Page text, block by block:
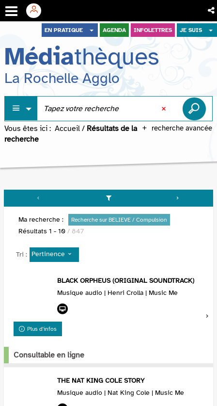
menu
contenu
recherche
EN PRATIQUE AGENDA INFOLETTRES JE SUIS
Médiathèques
La Rochelle Agglo
recherche avancée
Vous êtes ici : Accueil / Résultats de la
recherche
Ma recherche : Recherche sur BELIEVE / Compulsion
Résultats 1 - 10 / 847
Tri : Pertinence
BLACK ORPHEUS (ORIGINAL SOUNDTRACK)
Musique audio | Henri Crolla | Music Me
Plus d'infos
Consultable en ligne
THE NAT KING COLE STORY
Musique audio | Nat King Cole | Music Me